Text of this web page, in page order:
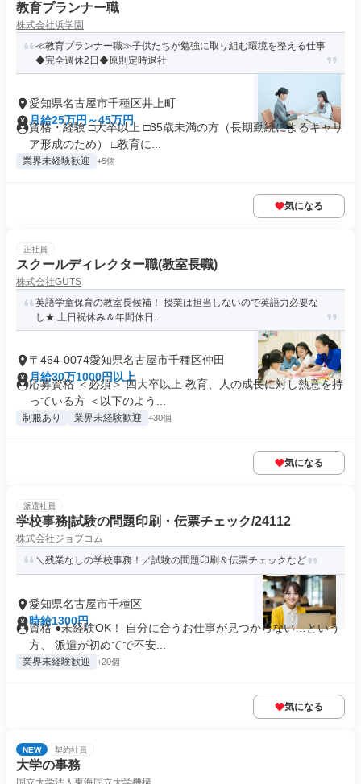
教育プランナー職
株式会社浜学園
≪教育プランナー職≫子供たちが勉強に取り組む環境を整える仕事
◆完全週休2日◆原則定時退社
愛知県名古屋市千種区井上町
月給25万円～45万円
資格・経験 □大卒以上 □35歳未満の方（長期勤続によるキャリ
ア形成のため） □教育に...
業界未経験歓迎 +5個
気になる
正社員
スクールディレクター職(教室長職)
株式会社GUTS
英語学童保育の教室長候補！ 授業は担当しないので英語力必要な
し★ 土日祝休み＆年間休日...
〒464-0074愛知県名古屋市千種区仲田
月給30万1000円以上
応募資格 ＜必須＞ 四大卒以上 教育、人の成長に対し熱意を持
っている方 ＜以下のよう...
制服あり 業界未経験歓迎 +30個
気になる
派遣社員
学校事務|試験の問題印刷・伝票チェック/24112
株式会社ジョブコム
＼残業なしの学校事務！／試験の問題印刷＆伝票チェックなど
愛知県名古屋市千種区
時給1300円
資格 ●未経験OK！ 自分に合うお仕事が見つからない…という
方、 派遣が初めてで不安...
業界未経験歓迎 +20個
気になる
NEW 契約社員
大学の事務